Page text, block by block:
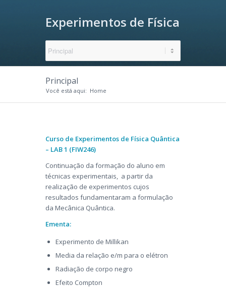
Experimentos de Física
Quântica (LAB 1)
Principal
Você está aqui: Home
Curso de Experimentos de Física Quântica
– LAB 1 (FIW246)
Continuação da formação do aluno em
técnicas experimentais, a partir da
realização de experimentos cujos
resultados fundamentaram a formulação
da Mecânica Quântica.
Ementa:
Experimento de Millikan
Media da relação e/m para o elétron
Radiação de corpo negro
Efeito Compton